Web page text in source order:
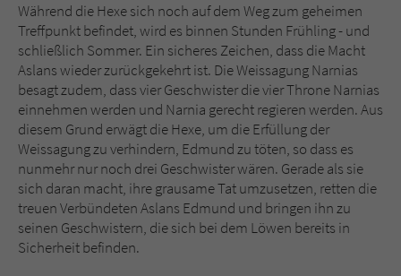
Während die Hexe sich noch auf dem Weg zum geheimen
Treffpunkt befindet, wird es binnen Stunden Frühling - und
schließlich Sommer. Ein sicheres Zeichen, dass die Macht
Aslans wieder zurückgekehrt ist. Die Weissagung Narnias
besagt zudem, dass vier Geschwister die vier Throne Narnias
einnehmen werden und Narnia gerecht regieren werden. Aus
diesem Grund erwägt die Hexe, um die Erfüllung der
Weissagung zu verhindern, Edmund zu töten, so dass es
nunmehr nur noch drei Geschwister wären. Gerade als sie
sich daran macht, ihre grausame Tat umzusetzen, retten die
treuen Verbündeten Aslans Edmund und bringen ihn zu
seinen Geschwistern, die sich bei dem Löwen bereits in
Sicherheit befinden.